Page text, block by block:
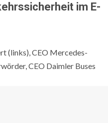
im E-
(links), CEO Mercedes-
CEO Daimler Buses